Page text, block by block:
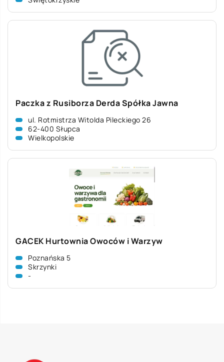
Paczka z Rusiborza Derda Spółka Jawna
ul. Rotmistrza Witolda Pileckiego 26
62-400 Słupca
Wielkopolskie
GACEK Hurtownia Owoców i Warzyw
Poznańska 5
Skrzynki
-